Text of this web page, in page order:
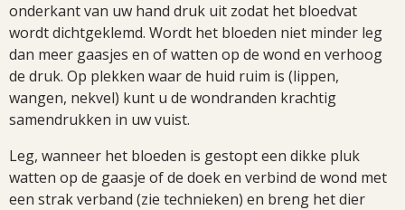
onderkant van uw hand druk uit zodat het bloedvat
wordt dichtgeklemd. Wordt het bloeden niet minder leg
dan meer gaasjes en of watten op de wond en verhoog
de druk. Op plekken waar de huid ruim is (lippen,
wangen, nekvel) kunt u de wondranden krachtig
samendrukken in uw vuist.
Leg, wanneer het bloeden is gestopt een dikke pluk
watten op de gaasje of de doek en verbind de wond met
een strak verband (zie technieken) en breng het dier